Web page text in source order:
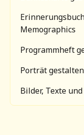
Memographics
Programmheft
Porträt
Bilder, Texte